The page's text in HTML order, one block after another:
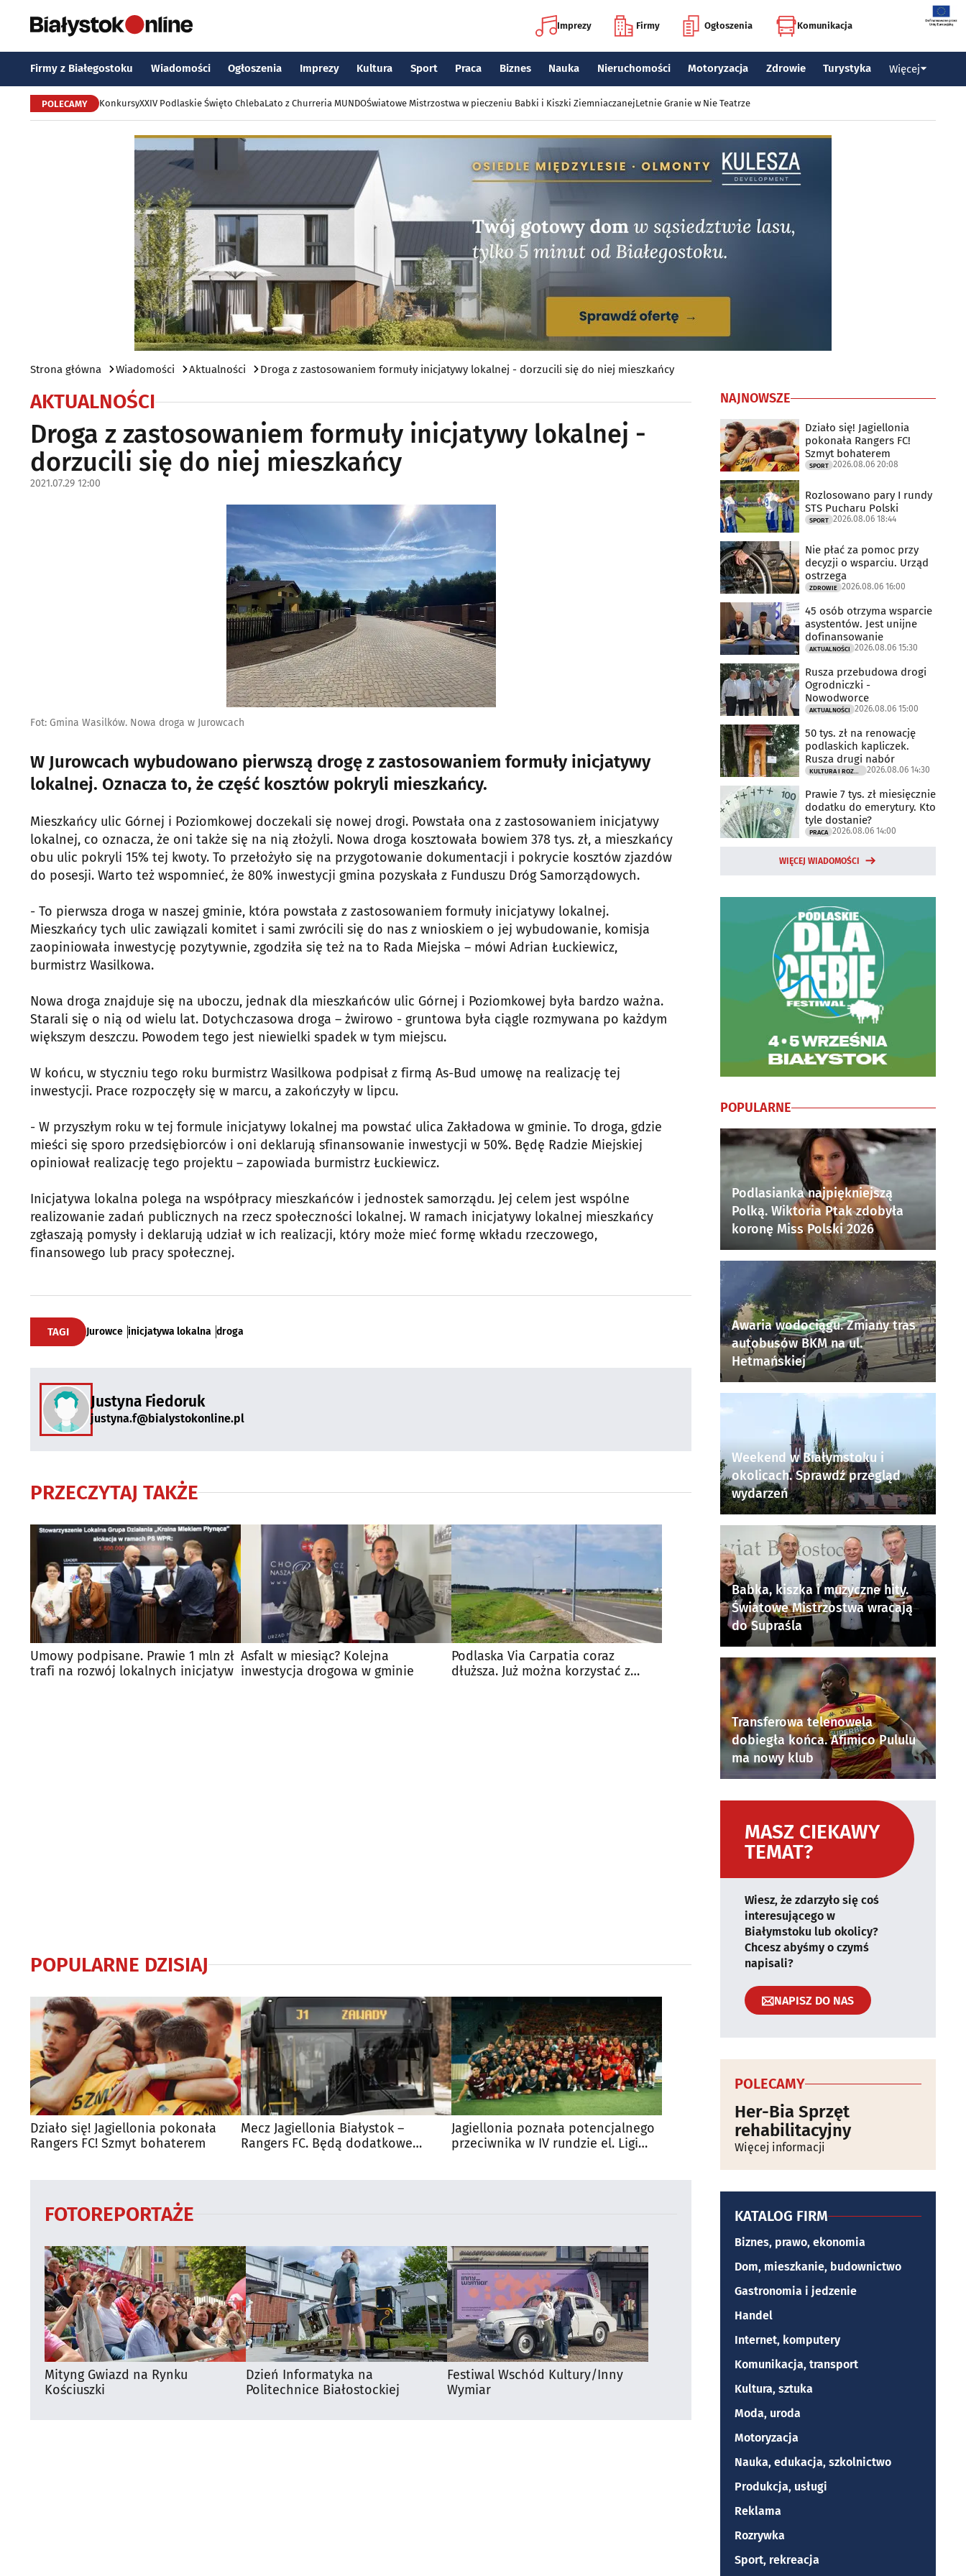
Imprezy Firmy Ogłoszenia Komunikacja
Firmy z Białegostoku Wiadomości Ogłoszenia Imprezy Kultura Sport Praca Biznes Nauka Nieruchomości Motoryzacja Zdrowie Turystyka Więcej
POLECAMY KonkursyXXIV Podlaskie Święto ChlebaLato z Churreria MUNDOŚwiatowe Mistrzostwa w pieczeniu Babki i Kiszki ZiemniaczanejLetnie Granie w Nie Teatrze
Strona główna Wiadomości Aktualności Droga z zastosowaniem formuły inicjatywy lokalnej - dorzucili się do niej mieszkańcy
AKTUALNOŚCI
Droga z zastosowaniem formuły inicjatywy lokalnej -
dorzucili się do niej mieszkańcy
2021.07.29 12:00
Fot: Gmina Wasilków. Nowa droga w Jurowcach
W Jurowcach wybudowano pierwszą drogę z zastosowaniem formuły inicjatywy
lokalnej. Oznacza to, że część kosztów pokryli mieszkańcy.
Mieszkańcy ulic Górnej i Poziomkowej doczekali się nowej drogi. Powstała ona z zastosowaniem inicjatywy
lokalnej, co oznacza, że oni także się na nią złożyli. Nowa droga kosztowała bowiem 378 tys. zł, a mieszkańcy
obu ulic pokryli 15% tej kwoty. To przełożyło się na przygotowanie dokumentacji i pokrycie kosztów zjazdów
do posesji. Warto też wspomnieć, że 80% inwestycji gmina pozyskała z Funduszu Dróg Samorządowych.
- To pierwsza droga w naszej gminie, która powstała z zastosowaniem formuły inicjatywy lokalnej.
Mieszkańcy tych ulic zawiązali komitet i sami zwrócili się do nas z wnioskiem o jej wybudowanie, komisja
zaopiniowała inwestycję pozytywnie, zgodziła się też na to Rada Miejska – mówi Adrian Łuckiewicz,
burmistrz Wasilkowa.
Nowa droga znajduje się na uboczu, jednak dla mieszkańców ulic Górnej i Poziomkowej była bardzo ważna.
Starali się o nią od wielu lat. Dotychczasowa droga – żwirowo - gruntowa była ciągle rozmywana po każdym
większym deszczu. Powodem tego jest niewielki spadek w tym miejscu.
W końcu, w styczniu tego roku burmistrz Wasilkowa podpisał z firmą As-Bud umowę na realizację tej
inwestycji. Prace rozpoczęły się w marcu, a zakończyły w lipcu.
- W przyszłym roku w tej formule inicjatywy lokalnej ma powstać ulica Zakładowa w gminie. To droga, gdzie
mieści się sporo przedsiębiorców i oni deklarują sfinansowanie inwestycji w 50%. Będę Radzie Miejskiej
opiniował realizację tego projektu – zapowiada burmistrz Łuckiewicz.
Inicjatywa lokalna polega na współpracy mieszkańców i jednostek samorządu. Jej celem jest wspólne
realizowanie zadań publicznych na rzecz społeczności lokalnej. W ramach inicjatywy lokalnej mieszkańcy
zgłaszają pomysły i deklarują udział w ich realizacji, który może mieć formę wkładu rzeczowego,
finansowego lub pracy społecznej.
TAGI Jurowce inicjatywa lokalna droga
Justyna Fiedoruk
justyna.f@bialystokonline.pl
PRZECZYTAJ TAKŻE
Umowy podpisane. Prawie 1 mln zł
trafi na rozwój lokalnych inicjatyw
Asfalt w miesiąc? Kolejna
inwestycja drogowa w gminie
Podlaska Via Carpatia coraz
dłuższa. Już można korzystać z
POPULARNE DZISIAJ
Działo się! Jagiellonia pokonała
Rangers FC! Szmyt bohaterem
Mecz Jagiellonia Białystok –
Rangers FC. Będą dodatkowe
Jagiellonia poznała potencjalnego
przeciwnika w IV rundzie el. Ligi
FOTOREPORTAŻE
Mityng Gwiazd na Rynku
Kościuszki
Dzień Informatyka na
Politechnice Białostockiej
Festiwal Wschód Kultury/Inny
Wymiar
NAJNOWSZE
Działo się! Jagiellonia
pokonała Rangers FC!
Szmyt bohaterem
SPORT 2026.08.06 20:08
Rozlosowano pary I rundy
STS Pucharu Polski
SPORT 2026.08.06 18:44
Nie płać za pomoc przy
decyzji o wsparciu. Urząd
ostrzega
ZDROWIE 2026.08.06 16:00
45 osób otrzyma wsparcie
asystentów. Jest unijne
dofinansowanie
AKTUALNOŚCI 2026.08.06 15:30
Rusza przebudowa drogi
Ogrodniczki -
Nowodworce
AKTUALNOŚCI 2026.08.06 15:00
50 tys. zł na renowację
podlaskich kapliczek.
Rusza drugi nabór
2026.08.06 14:30
Prawie 7 tys. zł miesięcznie
dodatku do emerytury. Kto
tyle dostanie?
PRACA 2026.08.06 14:00
WIĘCEJ WIADOMOŚCI
POPULARNE
Podlasianka najpiękniejszą
Polką. Wiktoria Ptak zdobyła
koronę Miss Polski 2026
Awaria wodociągu. Zmiany tras
autobusów BKM na ul.
Hetmańskiej
Weekend w Białymstoku i
okolicach. Sprawdź przegląd
wydarzeń
Babka, kiszka i muzyczne hity.
Światowe Mistrzostwa wracają
do Supraśla
Transferowa telenowela
dobiegła końca. Afimico Pululu
ma nowy klub
MASZ CIEKAWY
TEMAT?
Wiesz, że zdarzyło się coś
interesującego w
Białymstoku lub okolicy?
Chcesz abyśmy o czymś
napisali?
NAPISZ DO NAS
POLECAMY
Her-Bia Sprzęt
rehabilitacyjny
Więcej informacji
KATALOG FIRM
Biznes, prawo, ekonomia
Dom, mieszkanie, budownictwo
Gastronomia i jedzenie
Handel
Internet, komputery
Komunikacja, transport
Kultura, sztuka
Moda, uroda
Motoryzacja
Nauka, edukacja, szkolnictwo
Produkcja, usługi
Reklama
Rozrywka
Sport, rekreacja